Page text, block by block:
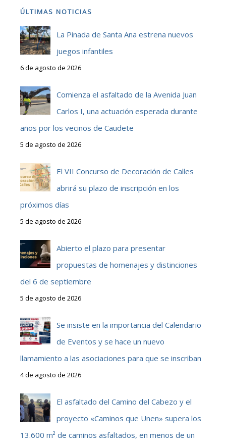
ÚLTIMAS NOTICIAS
La Pinada de Santa Ana estrena nuevos
juegos infantiles
6 de agosto de 2026
Comienza el asfaltado de la Avenida Juan
Carlos I, una actuación esperada durante
años por los vecinos de Caudete
5 de agosto de 2026
El VII Concurso de Decoración de Calles
abrirá su plazo de inscripción en los
próximos días
5 de agosto de 2026
Abierto el plazo para presentar
propuestas de homenajes y distinciones
del 6 de septiembre
5 de agosto de 2026
Se insiste en la importancia del Calendario
de Eventos y se hace un nuevo
llamamiento a las asociaciones para que se inscriban
4 de agosto de 2026
El asfaltado del Camino del Cabezo y el
proyecto «Caminos que Unen» supera los
13.600 m² de caminos asfaltados, en menos de un